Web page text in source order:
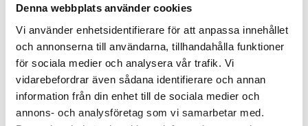
Denna webbplats använder cookies
Vi använder enhetsidentifierare för att anpassa innehållet
och annonserna till användarna, tillhandahålla funktioner
för sociala medier och analysera vår trafik. Vi
vidarebefordrar även sådana identifierare och annan
information från din enhet till de sociala medier och
annons- och analysföretag som vi samarbetar med.
USB-C-kaapeli sisältyy
Tuotenumero
IUB25-1-LAT